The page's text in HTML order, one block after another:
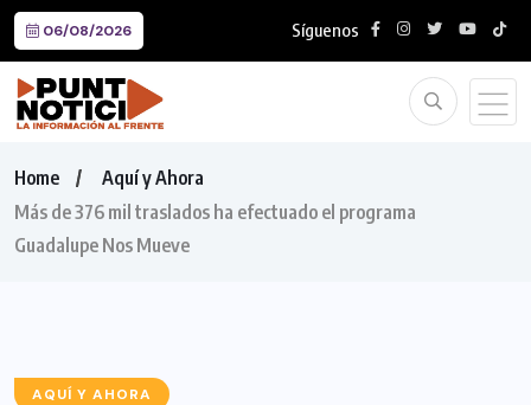
06/08/2026 Síguenos
Home
Aquí y Ahora
Más de 376 mil traslados ha efectuado el programa
Guadalupe Nos Mueve
AQUÍ Y AHORA